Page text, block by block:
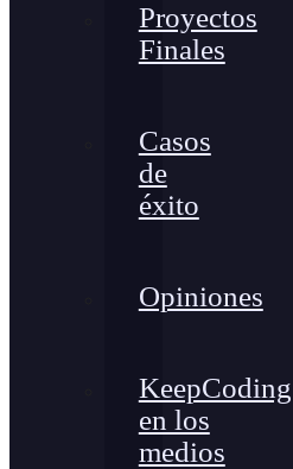
Proyectos
Finales
Casos
de
éxito
Opiniones
KeepCoding
en los
medios